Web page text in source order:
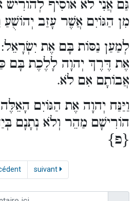
גַּם אֲנִי לֹא אוֹסִיף לְהוֹרִישׁ
מִן הַגּוֹיִם אֲשֶׁר עָזַב יְהוֹשֻׁעַ
לְמַעַן נַסּוֹת בָּם אֶת
אֶת דֶּרֶךְ יְהוָה לָלֶכֶת בָּם
אֲבוֹתָם אִם לֹא.
וַיַּנַּח יְהוָה אֶת הַגּוֹיִם
הוֹרִישָׁם מַהֵר וְלֹא נְתָנָם
{פ}
suivant